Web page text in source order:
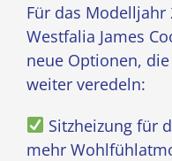
Für das
Westfalia James
neue Optionen,
weiter veredeln:
Sitzheizung für
mehr